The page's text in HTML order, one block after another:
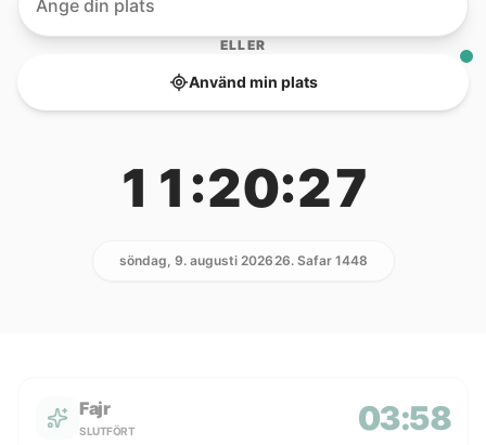
ELLER
Använd min plats
11:20:27
söndag, 9. augusti 202626. Safar 1448
Fajr
SLUTFÖRT 03:58